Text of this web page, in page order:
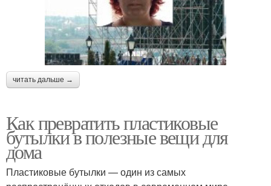
читать дальше →
Как превратить пластиковые
бутылки в полезные вещи для
дома
Пластиковые бутылки — один из самых